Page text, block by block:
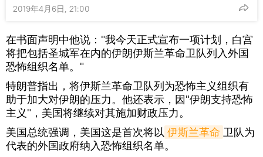
2019年4月6日, 21:00
在书面声明中他说："我今天正式宣布一项计划，白宫
将把包括圣城军在内的伊朗伊斯兰革命卫队列入外国
恐怖组织名单。"
特朗普指出，将伊斯兰革命卫队列为恐怖主义组织有
助于加大对伊朗的压力。他还表示，因"伊朗支持恐怖
主义"，美国将继续对其施加财政压力。
美国总统强调，美国这是首次将以 伊斯兰革命 卫队为
代表的外国政府纳入恐怖组织名单。